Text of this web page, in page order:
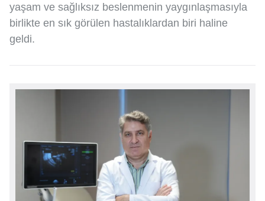
yaşam ve sağlıksız beslenmenin yaygınlaşmasıyla
birlikte en sık görülen hastalıklardan biri haline
geldi.